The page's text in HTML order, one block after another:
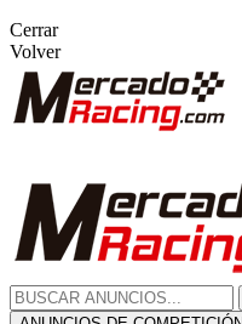
Cerrar
Volver
ANUNCIOS DE COMPETICIÓN